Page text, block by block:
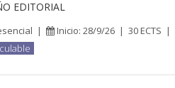
EDITORIAL
| Inicio: 28/9/26 | 30 ECTS |